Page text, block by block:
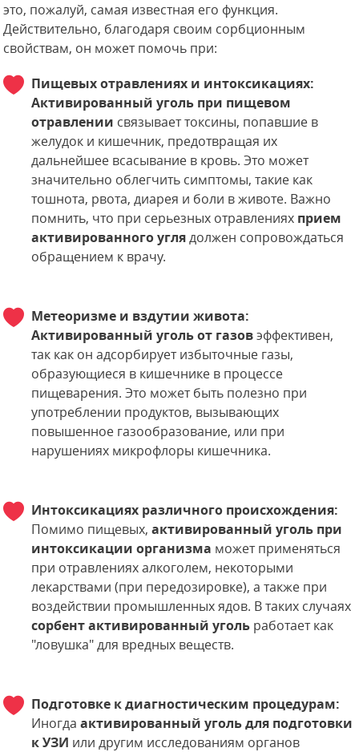
это, пожалуй, самая известная его функция.
Действительно, благодаря своим сорбционным
свойствам, он может помочь при:
Пищевых отравлениях и интоксикациях:
Активированный уголь при пищевом
отравлении связывает токсины, попавшие в
желудок и кишечник, предотвращая их
дальнейшее всасывание в кровь. Это может
значительно облегчить симптомы, такие как
тошнота, рвота, диарея и боли в животе. Важно
помнить, что при серьезных отравлениях прием
активированного углядолжен сопровождаться
обращением к врачу.
Метеоризме и вздутии живота:
Активированный уголь от газовэффективен,
так как он адсорбирует избыточные газы,
образующиеся в кишечнике в процессе
пищеварения. Это может быть полезно при
употреблении продуктов, вызывающих
повышенное газообразование, или при
нарушениях микрофлоры кишечника.
Интоксикациях различного происхождения:
Помимо пищевых,активированный уголь при
интоксикации организма может применяться
при отравлениях алкоголем, некоторыми
лекарствами (при передозировке), а также при
воздействии промышленных ядов. В таких случаях
сорбент активированный уголь работает как
"ловушка" для вредных веществ.
Подготовке к диагностическим процедурам:
Иногдаактивированный уголь для подготовки
к УЗИ или другим исследованиям органов